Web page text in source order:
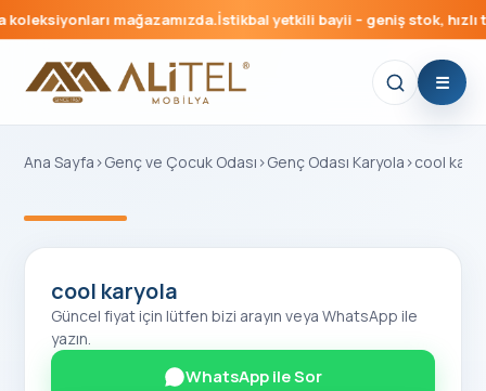
mağazamızda.İstikbal yetkili bayii – geniş stok, hızlı
Ana Sayfa ›Genç ve Çocuk Odası ›Genç Odası Karyola ›cool
cool karyola
Güncel fiyat için lütfen bizi arayın veya WhatsApp ile
yazın.
WhatsApp ile Sor